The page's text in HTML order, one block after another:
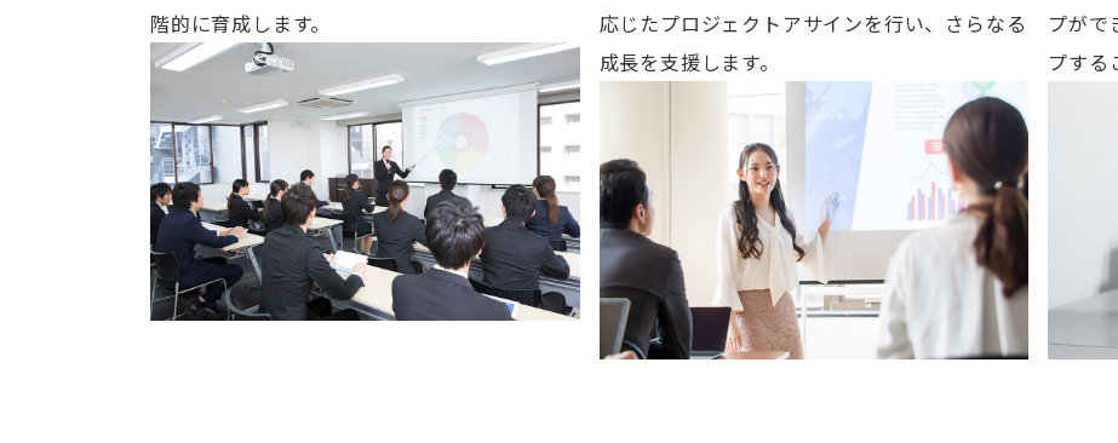
階的に育成します。
応じたプロジェクトアサインを行い、さらなる
成長を支援します。
プがで
プする